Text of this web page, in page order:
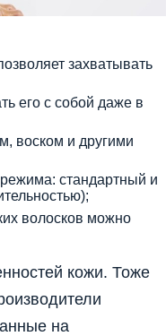
захватывать
его с собой даже в
воском и другими
стандартный и
волосков можно
кожи. Тоже
на